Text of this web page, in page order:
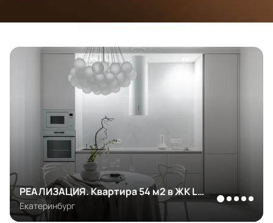
РЕАЛИЗАЦИЯ. Квартира 54 м2 в ЖК L
VIII
Екатеринбург